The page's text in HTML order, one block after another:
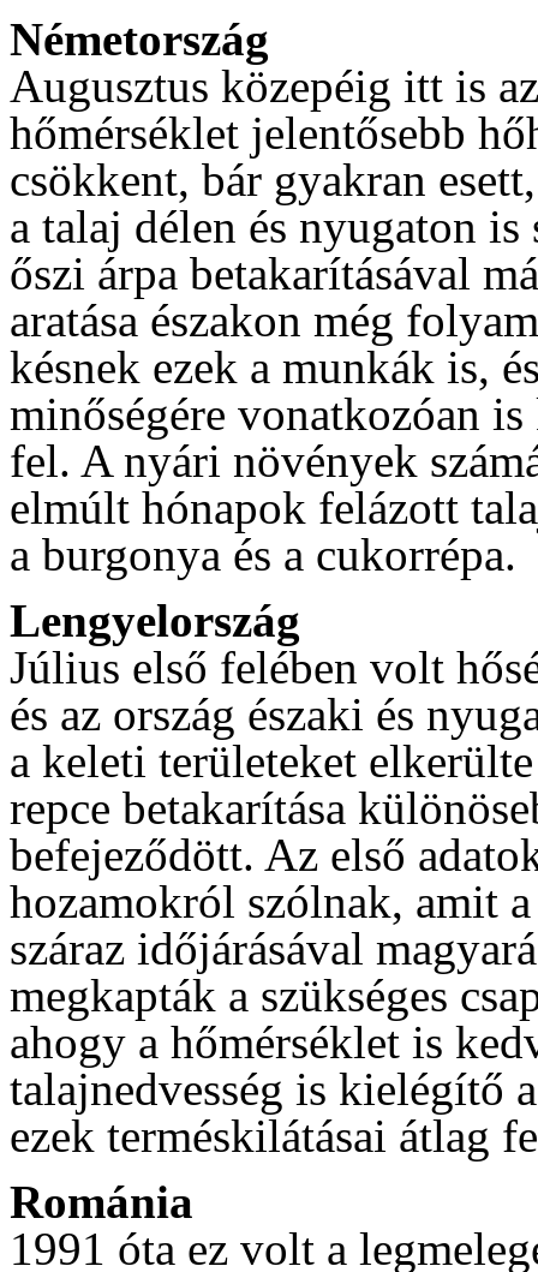
Németország
Augusztus közepéig itt is
hőmérséklet jelentősebb
csökkent, bár gyakran
a talaj délen és nyugaton
őszi árpa betakarításával
aratása északon még
késnek ezek a munkák is,
minőségére vonatkozóan
fel. A nyári növények
elmúlt hónapok felázott
a burgonya és a
Lengyelország
Július első felében volt
és az ország északi és
a keleti területeket
repce betakarítása
befejeződött. Az első
hozamokról szólnak, amit
száraz időjárásával
megkapták a szükséges
ahogy a hőmérséklet is
talajnedvesség is kielégítő
ezek terméskilátásai átlag
Románia
1991 óta ez volt a